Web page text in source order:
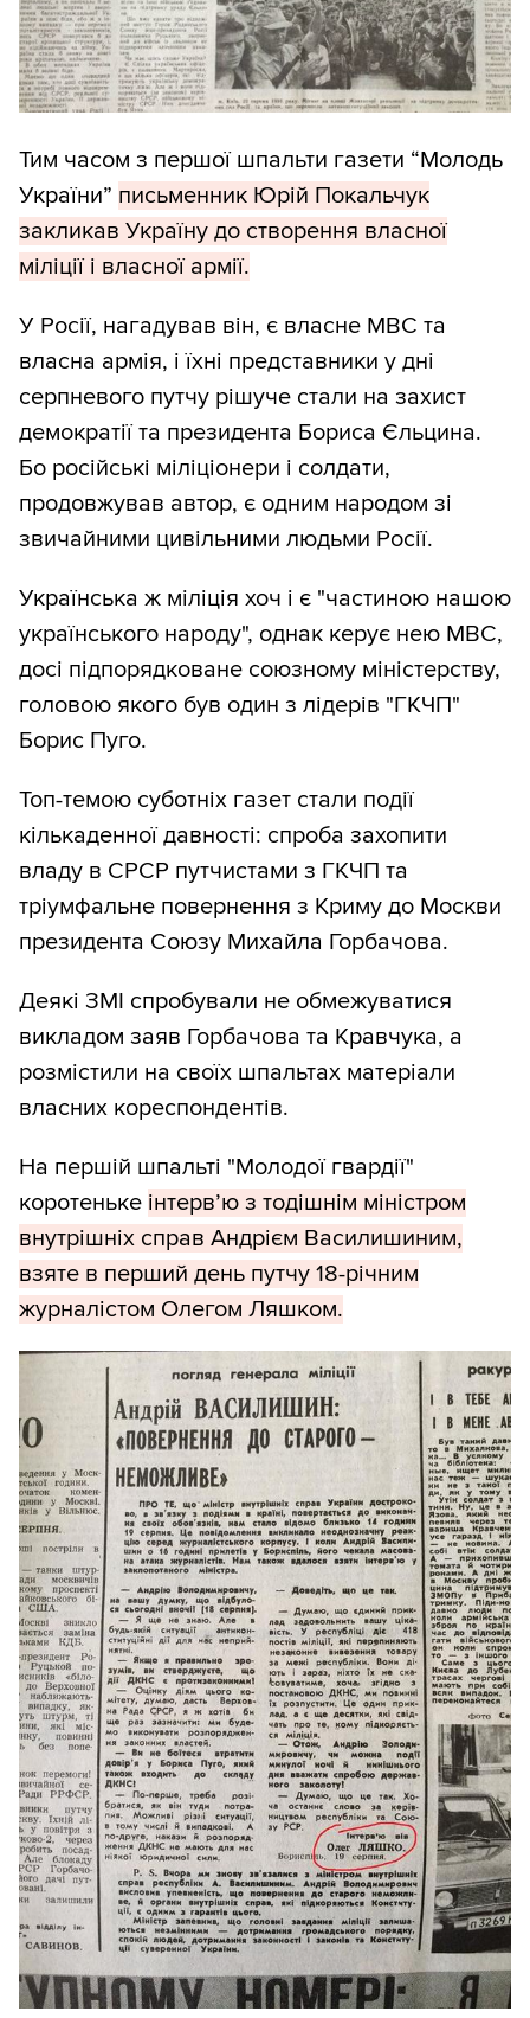
Тим часом з першої шпальти газети “Молодь
України” письменник Юрій Покальчук
закликав Україну до створення власної
міліції і власної армії.
У Росії, нагадував він, є власне МВС та
власна армія, і їхні представники у дні
серпневого путчу рішуче стали на захист
демократії та президента Бориса Єльцина.
Бо російські міліціонери і солдати,
продовжував автор, є одним народом зі
звичайними цивільними людьми Росії.
Українська ж міліція хоч і є "частиною нашою
українського народу", однак керує нею МВС,
досі підпорядковане союзному міністерству,
головою якого був один з лідерів "ГКЧП"
Борис Пуго.
Топ-темою суботніх газет стали події
кількаденної давності: спроба захопити
владу в СРСР путчистами з ГКЧП та
тріумфальне повернення з Криму до Москви
президента Союзу Михайла Горбачова.
Деякі ЗМІ спробували не обмежуватися
викладом заяв Горбачова та Кравчука, а
розмістили на своїх шпальтах матеріали
власних кореспондентів.
На першій шпальті "Молодої гвардії"
коротеньке інтерв’ю з тодішнім міністром
внутрішніх справ Андрієм Василишиним,
взяте в перший день путчу 18-річним
журналістом Олегом Ляшком.